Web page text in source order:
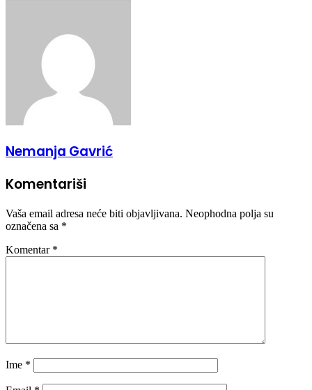
Nemanja Gavrić
Komentariši
Vaša email adresa neće biti objavljivana. Neophodna polja su
označena sa *
Komentar *
Ime *